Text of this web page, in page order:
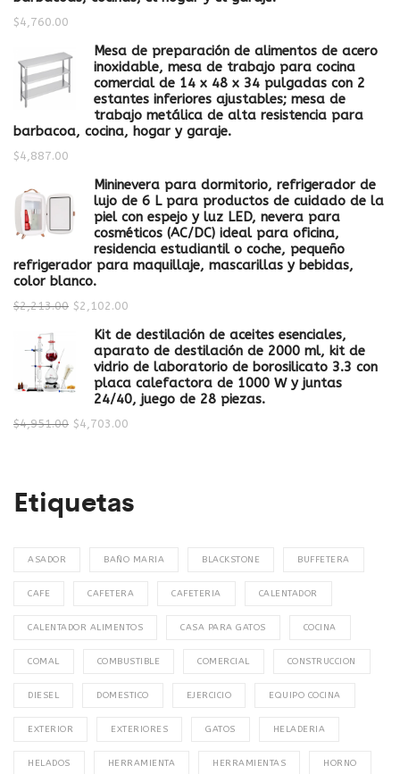
$4,760.00
Mesa de preparación de alimentos de acero
inoxidable, mesa de trabajo para cocina
comercial de 14 x 48 x 34 pulgadas con 2
estantes inferiores ajustables; mesa de
trabajo metálica de alta resistencia para
barbacoa, cocina, hogar y garaje.
$4,887.00
Mininevera para dormitorio, refrigerador de
lujo de 6 L para productos de cuidado de la
piel con espejo y luz LED, nevera para
cosméticos (AC/DC) ideal para oficina,
residencia estudiantil o coche, pequeño
refrigerador para maquillaje, mascarillas y bebidas,
color blanco.
$2,213.00 $2,102.00
Kit de destilación de aceites esenciales,
aparato de destilación de 2000 ml, kit de
vidrio de laboratorio de borosilicato 3.3 con
placa calefactora de 1000 W y juntas
24/40, juego de 28 piezas.
$4,951.00 $4,703.00
Etiquetas
ASADOR BAÑO MARIA BLACKSTONE BUFFETERA
CAFE CAFETERA CAFETERIA CALENTADOR
CALENTADOR ALIMENTOS CASA PARA GATOS COCINA
COMAL COMBUSTIBLE COMERCIAL CONSTRUCCION
DIESEL DOMESTICO EJERCICIO EQUIPO COCINA
EXTERIOR EXTERIORES GATOS HELADERIA
HELADOS HERRAMIENTA HERRAMIENTAS HORNO